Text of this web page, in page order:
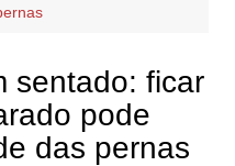
sentado: ficar
pode
das pernas